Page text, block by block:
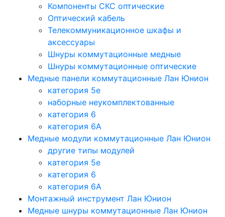
Компоненты СКС оптические
Оптический кабель
Телекоммуникационное шкафы и
аксессуары
Шнуры коммутационные медные
Шнуры коммутационные оптические
Медные панели коммутационные Лан Юнион
категория 5e
наборные неукомплектованные
категория 6
категория 6A
Медные модули коммутационные Лан Юнион
другие типы модулей
категория 5е
категория 6
категория 6A
Монтажный инструмент Лан Юнион
Медные шнуры коммутационные Лан Юнион